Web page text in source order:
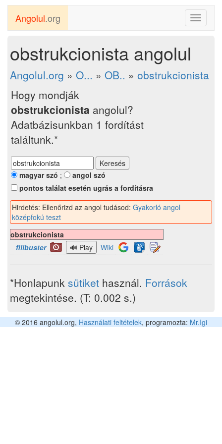
Toggle
Angolul.org
obstrukcionista angolul
Angolul.org » O... » OB.. » obstrukcionista
Hogy mondják
obstrukcionista angolul?
Adatbázisunkban 1 fordítást
találtunk.*
magyar szó ;
angol szó
pontos találat esetén ugrás a fordításra
Hirdetés: Ellenőrizd az angol tudásod: Gyakorló angol
középfokú teszt
obstrukcionista
filibuster
Wiki
*Honlapunk sütiket használ. Források
megtekintése. (T: 0.002 s.)
© 2016 angolul.org, Használati feltételek, programozta: Mr.Igi